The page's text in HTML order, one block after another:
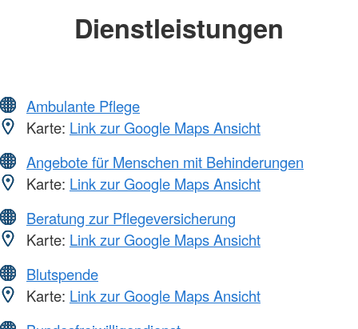
Dienstleistungen
Ambulante Pflege
Karte: Link zur Google Maps Ansicht
Angebote für Menschen mit Behinderungen
Karte: Link zur Google Maps Ansicht
Beratung zur Pflegeversicherung
Karte: Link zur Google Maps Ansicht
Blutspende
Karte: Link zur Google Maps Ansicht